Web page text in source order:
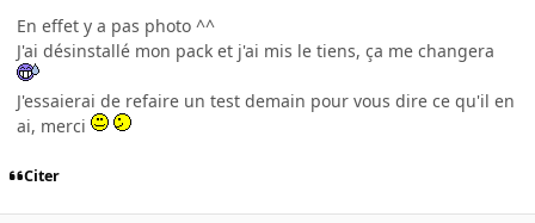
En effet y a pas photo ^^
J'ai désinstallé mon pack et j'ai mis le tiens, ça me changera
J'essaierai de refaire un test demain pour vous dire ce qu'il en
ai, merci
Citer